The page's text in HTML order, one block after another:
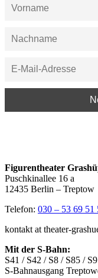
Figurentheater
Puschkinallee 16 a
12435 Berlin – Treptow
Telefon: 030 – 53 69 51
kontakt at theater-
Mit der S-Bahn:
S41 / S42 / S8 / S85 /
S-Bahnausgang